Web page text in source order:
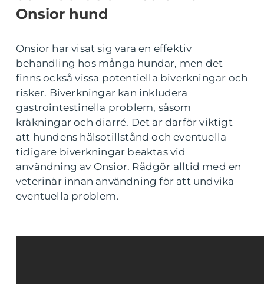
Onsior hund
Onsior har visat sig vara en effektiv
behandling hos många hundar, men det
finns också vissa potentiella biverkningar och
risker. Biverkningar kan inkludera
gastrointestinella problem, såsom
kräkningar och diarré. Det är därför viktigt
att hundens hälsotillstånd och eventuella
tidigare biverkningar beaktas vid
användning av Onsior. Rådgör alltid med en
veterinär innan användning för att undvika
eventuella problem.